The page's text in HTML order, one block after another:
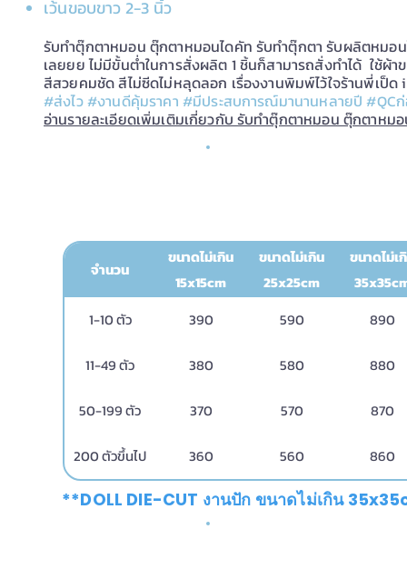
เว้นขอบขาว 2-3 นิ้ว
รับทำตุ๊กตาหมอน ตุ๊กตาหมอนไดคัท รับทำตุ๊กตา รับผลิตหมอ
เลยยย ไม่มีขั้นต่ำในการสั่งผลิต 1 ชิ้นก็สามารถสั่งทำได้ ใ
สีสวยคมชัด สีไม่ซีดไม่หลุดลอก เรื่องงานพิมพ์ไว้ใจร้านพี่เ
#ส่งไว #งานดีคุ้มราคา #มีประสบการณ์มานานหลายปี #QC
อ่านรายละเอียดเพิ่มเติมเกี่ยวกับ รับทำตุ๊กตาหมอน ตุ๊กตาหม
จำนวน
ขนาดไม่เกิน
15x15cm
ขนาดไม่เกิน
25x25cm
ขนาดไม่เ
1-10 ตัว
390 590 890
11-49 ตัว 380 580 880
50-199 ตัว 370 570 870
200 ตัวขึ้นไป 360 560 860
**DOLL DIE-CUT งานปัก ขนาดไม่เกิน